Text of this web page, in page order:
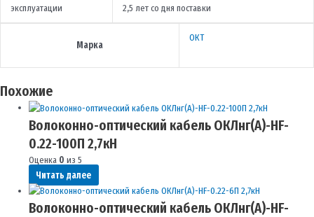
эксплуатации
2,5 лет со дня поставки
Марка
ОКТ
Похожие
Волоконно-оптический кабель ОКЛнг(A)-HF-
0.22-100П 2,7кН
Оценка 0 из 5
Читать далее
Волоконно-оптический кабель ОКЛнг(A)-HF-